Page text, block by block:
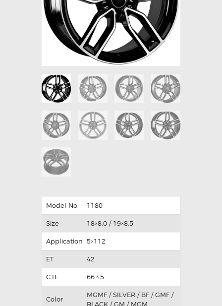
Model No 1180
Size 18×8.0 / 19×8.5
Application 5×112
ET 42
C.B. 66.45
Color
MGMF / SILVER / BF / GMF /
BLACK / GM / MGM